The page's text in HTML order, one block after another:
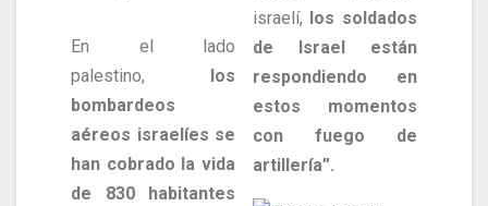
En el lado
palestino, los
bombardeos
aéreos israelíes se
han cobrado la vida
de 830 habitantes
israelí, los soldados
de Israel están
respondiendo en
estos momentos
con fuego de
artillería”.